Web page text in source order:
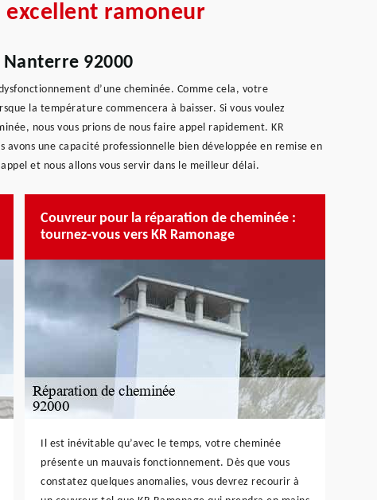
ramoneur
92000
d’une cheminée. Comme cela, votre
la température commencera à baisser. Si vous voulez
nous vous prions de nous faire appel rapidement. KR
une capacité professionnelle bien développée en remise en
et nous allons vous servir dans le meilleur délai.
Couvreur pour la réparation de cheminée :
tournez-vous vers KR Ramonage
Il est inévitable qu’avec le temps, votre cheminée
présente un mauvais fonctionnement. Dès que vous
constatez quelques anomalies, vous devrez recourir à